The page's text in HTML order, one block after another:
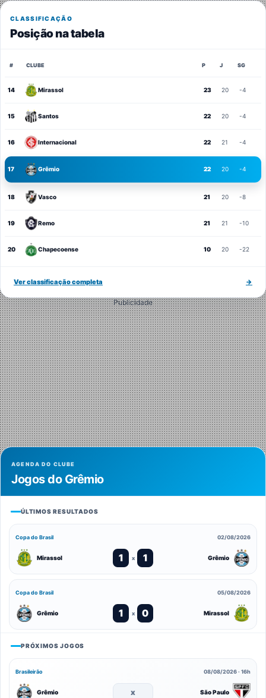
CLASSIFICAÇÃO
Posição na tabela
# CLUBE P J SG
14 Mirassol 23 20 -4
15 Santos 22 20 -4
16 Internacional 22 21 -4
17 Grêmio 22 20 -4
18 Vasco 21 20 -8
19 Remo 21 21 -10
20 Chapecoense 10 20 -22
Ver classificação completa →
Publicidade
AGENDA DO CLUBE
Jogos do Grêmio
ÚLTIMOS RESULTADOS
Copa do Brasil 02/08/2026
Mirassol 1 x 1 Grêmio
Copa do Brasil 05/08/2026
Grêmio 1 x 0 Mirassol
PRÓXIMOS JOGOS
Brasileirão 08/08/2026 · 16h
Grêmio x São Paulo